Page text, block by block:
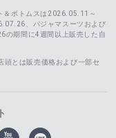
＆ボトムスは2026.05.11～
、
パジャマスーツおよび
期間に4週間以上販売した自
頭とは販売価格および一部セ